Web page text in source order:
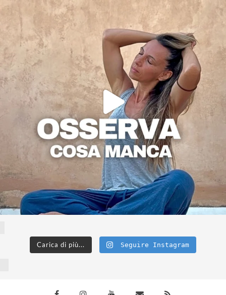
Carica di più... Seguire Instagram